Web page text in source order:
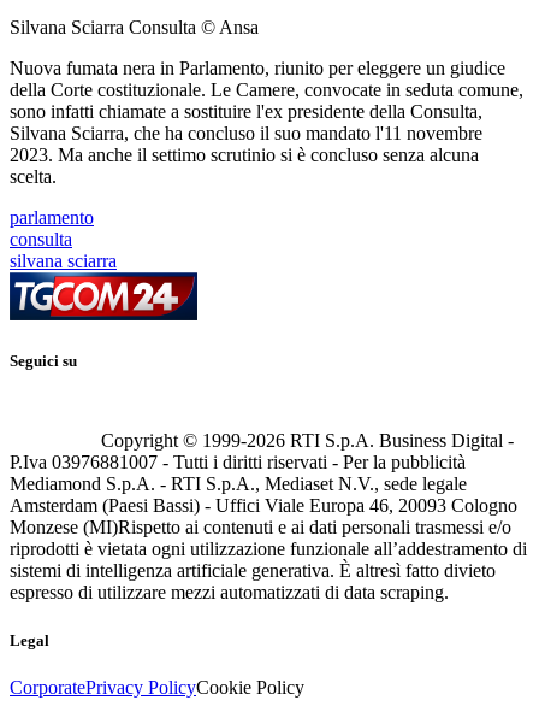
Silvana Sciarra Consulta © Ansa
Nuova fumata nera in Parlamento, riunito per eleggere un giudice
della Corte costituzionale. Le Camere, convocate in seduta comune,
sono infatti chiamate a sostituire l'ex presidente della Consulta,
Silvana Sciarra, che ha concluso il suo mandato l'11 novembre
2023. Ma anche il settimo scrutinio si è concluso senza alcuna
scelta.
parlamento
consulta
silvana sciarra
Seguici su
Copyright © 1999-2026 RTI S.p.A. Business Digital -
P.Iva 03976881007 - Tutti i diritti riservati - Per la pubblicità
Mediamond S.p.A. - RTI S.p.A., Mediaset N.V., sede legale
Amsterdam (Paesi Bassi) - Uffici Viale Europa 46, 20093 Cologno
Monzese (MI)Rispetto ai contenuti e ai dati personali trasmessi e/o
riprodotti è vietata ogni utilizzazione funzionale all’addestramento di
sistemi di intelligenza artificiale generativa. È altresì fatto divieto
espresso di utilizzare mezzi automatizzati di data scraping.
Legal
CorporatePrivacy PolicyCookie Policy